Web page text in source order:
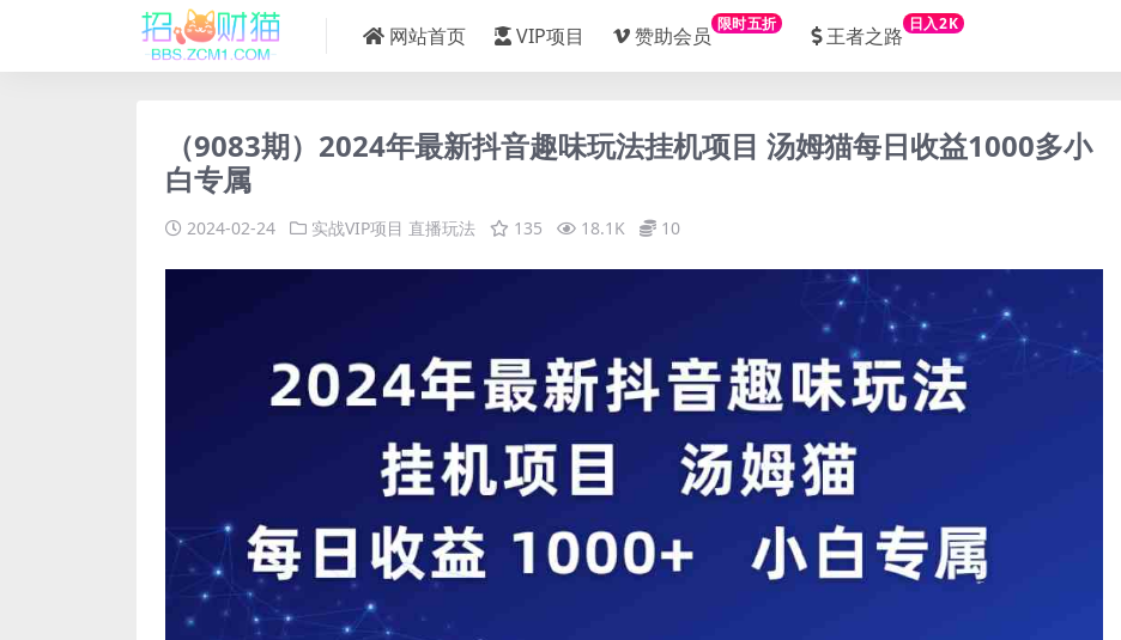
网站首页 VIP项目 赞助会员 限时五折 王者之路 日入2K
（9083期）2024年最新抖音趣味玩法挂机项目 汤姆猫每日收益1000多小
白专属
2024-02-24 实战VIP项目 直播玩法 135 18.1K 10